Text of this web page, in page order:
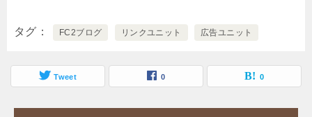
タグ FC2ブログ リンクユニット 広告ユニット
Tweet 0 0